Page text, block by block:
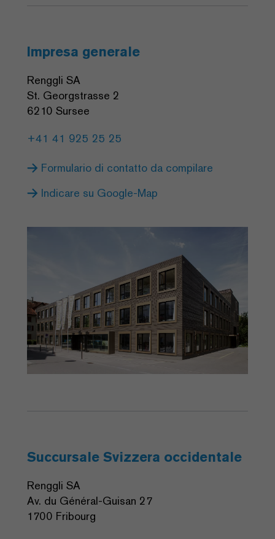
Impresa generale
Renggli SA
St. Georgstrasse 2
6210 Sursee
+41 41 925 25 25
Formulario di contatto da compilare
Indicare su Google-Map
Succursale Svizzera occidentale
Renggli SA
Av. du Général-Guisan 27
1700 Fribourg